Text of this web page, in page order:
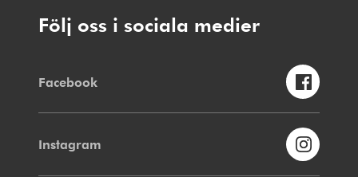
Följ oss i sociala medier
Facebook
Instagram